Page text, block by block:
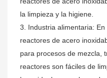
la limpieza y la higiene.
3. Industria alimentaria:
reactores de acero
para procesos de mezcla,
reactores son fáciles de